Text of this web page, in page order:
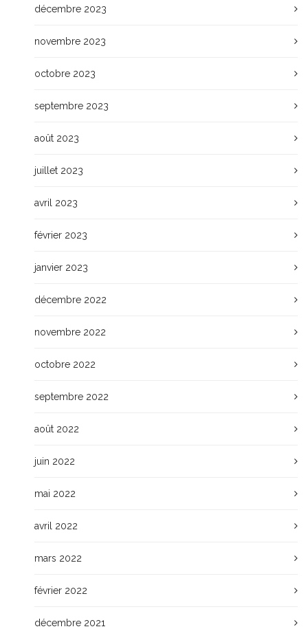
décembre 2023
novembre 2023
octobre 2023
septembre 2023
août 2023
juillet 2023
avril 2023
février 2023
janvier 2023
décembre 2022
novembre 2022
octobre 2022
septembre 2022
août 2022
juin 2022
mai 2022
avril 2022
mars 2022
février 2022
décembre 2021